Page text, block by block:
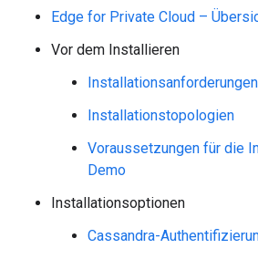
Edge for Private Cloud –
Vor dem Installieren
Installationsanforderungen
Installationstopologien
Voraussetzungen für die
Demo
Installationsoptionen
Cassandra-